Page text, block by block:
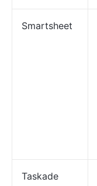
Smartsheet
Taskade